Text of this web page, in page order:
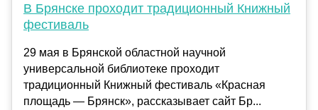
В Брянске проходит традиционный Книжный
фестиваль
29 мая в Брянской областной научной
универсальной библиотеке проходит
традиционный Книжный фестиваль «Красная
площадь — Брянск», рассказывает сайт Бр...